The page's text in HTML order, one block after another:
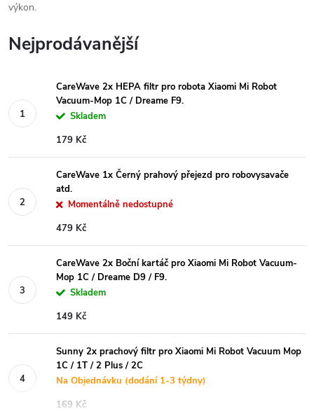
výkon.
Nejprodávanější
CareWave 2x HEPA filtr pro robota Xiaomi Mi Robot
Vacuum-Mop 1C / Dreame F9.
Skladem
179 Kč
CareWave 1x Černý prahový přejezd pro robovysavače
atd.
Momentálně nedostupné
479 Kč
CareWave 2x Boční kartáč pro Xiaomi Mi Robot Vacuum-
Mop 1C / Dreame D9 / F9.
Skladem
149 Kč
Sunny 2x prachový filtr pro Xiaomi Mi Robot Vacuum Mop
1C / 1T / 2 Plus / 2C
Na Objednávku (dodání 1-3 týdny)
169 Kč